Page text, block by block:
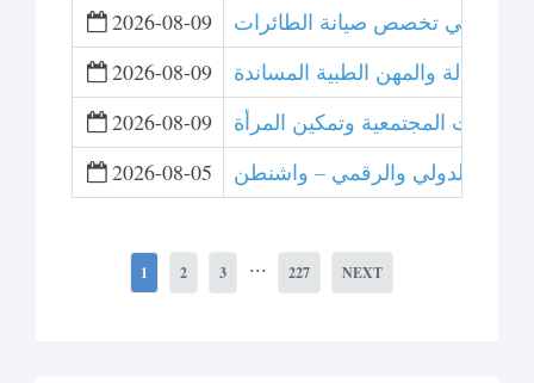
2026-08-09
2026-08-09
والمهن الطبية المساندة
2026-08-09
المجتمعية وتمكين المرأة
2026-08-05
الدولي والرقمي – واشنطن
1 2 3 ... 227 NEXT